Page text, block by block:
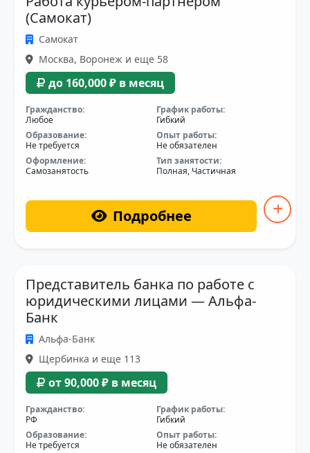
(Самокат)
Самокат
Москва, Воронеж и еще 58
до 160,000 ₽ в месяц
Гражданство:
Любое
График работы:
Гибкий
Образование:
Не требуется
Опыт работы:
Не обязателен
Оформление:
Самозанятость
Тип занятости:
Полная, Частичная
Подробнее
Представитель банка по работе с
юридическими лицами — Альфа-
Банк
Альфа-Банк
Щербинка и еще 113
от 90,000 ₽ в месяц
Гражданство:
РФ
График работы:
Гибкий
Образование:
Не требуется
Опыт работы:
Не обязателен